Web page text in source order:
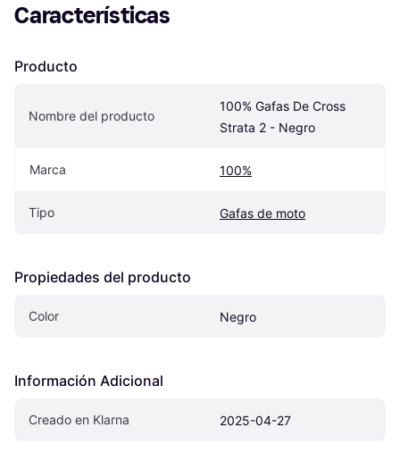
Características
Producto
Nombre del producto
100% Gafas De Cross
Strata 2 - Negro
Marca 100%
Tipo Gafas de moto
Propiedades del producto
Color Negro
Información Adicional
Creado en Klarna 2025-04-27